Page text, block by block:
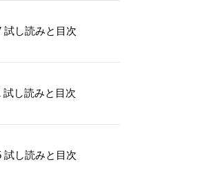
試し読みと目次
試し読みと目次
試し読みと目次